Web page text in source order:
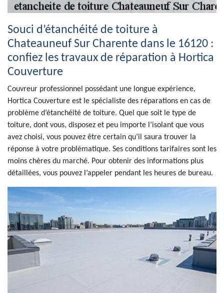
Souci d’étanchéité de toiture à
Chateauneuf Sur Charente dans le 16120 :
confiez les travaux de réparation à Hortica
Couverture
Couvreur professionnel possédant une longue expérience,
Hortica Couverture est le spécialiste des réparations en cas de
problème d’étanchéité de toiture. Quel que soit le type de
toiture, dont vous, disposez et peu importe l’isolant que vous
avez choisi, vous pouvez être certain qu’il saura trouver la
réponse à votre problématique. Ses conditions tarifaires sont les
moins chères du marché. Pour obtenir des informations plus
détaillées, vous pouvez l’appeler pendant les heures de bureau.